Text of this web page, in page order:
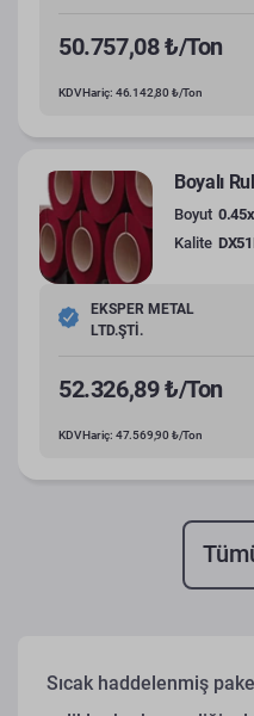
50.757,08 ₺/Ton
KDV Hariç: 46.142,80 ₺/Ton
Boyalı
Boyut
Kalite
EKSPER METAL
LTD.ŞTİ.
52.326,89 ₺/Ton
KDV Hariç: 47.569,90 ₺/Ton
Sıcak haddelenmiş